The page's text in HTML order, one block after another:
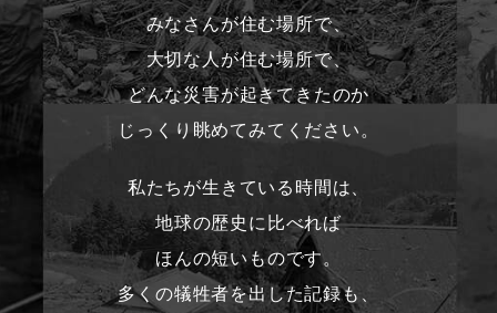
みなさんが住む場所で、
大切な人が住む場所で、
どんな災害が起きてきたのか
じっくり眺めてみてください。
私たちが生きている時間は、
地球の歴史に比べれば
ほんの短いものです。
多くの犠牲者を出した記録も、